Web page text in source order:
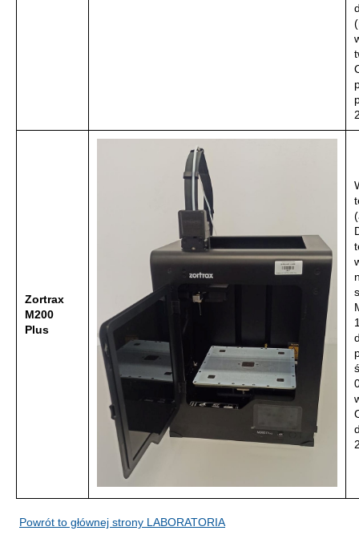
Zortrax
M200
Plus
Powrót to głównej strony LABORATORIA